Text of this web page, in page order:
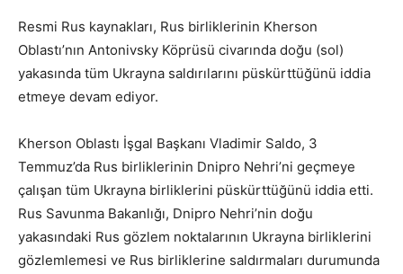
Resmi Rus kaynakları, Rus birliklerinin Kherson
Oblastı’nın Antonivsky Köprüsü civarında doğu (sol)
yakasında tüm Ukrayna saldırılarını püskürttüğünü iddia
etmeye devam ediyor.
Kherson Oblastı İşgal Başkanı Vladimir Saldo, 3
Temmuz’da Rus birliklerinin Dnipro Nehri’ni geçmeye
çalışan tüm Ukrayna birliklerini püskürttüğünü iddia etti.
Rus Savunma Bakanlığı, Dnipro Nehri’nin doğu
yakasındaki Rus gözlem noktalarının Ukrayna birliklerini
gözlemlemesi ve Rus birliklerine saldırmaları durumunda